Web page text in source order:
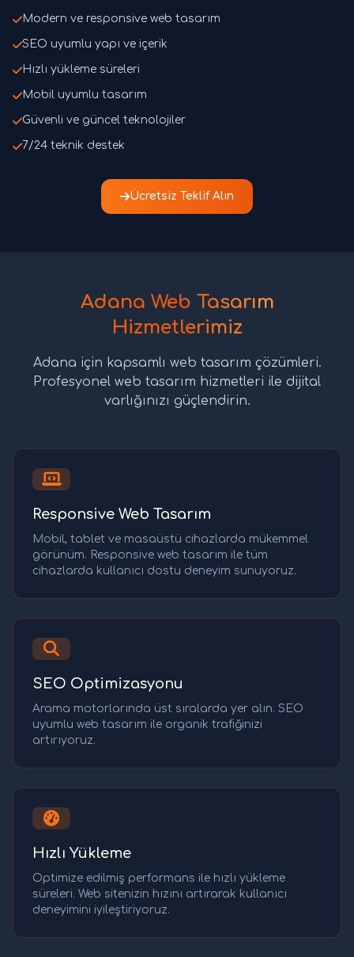
Modern ve responsive web tasarım
SEO uyumlu yapı ve içerik
Hızlı yükleme süreleri
Mobil uyumlu tasarım
Güvenli ve güncel teknolojiler
7/24 teknik destek
Ücretsiz Teklif Alın
Adana Web Tasarım
Hizmetlerimiz
Adana için kapsamlı web tasarım çözümleri.
Profesyonel web tasarım hizmetleri ile dijital
varlığınızı güçlendirin.
Responsive Web Tasarım
Mobil, tablet ve masaüstü cihazlarda mükemmel
görünüm. Responsive web tasarım ile tüm
cihazlarda kullanıcı dostu deneyim sunuyoruz.
SEO Optimizasyonu
Arama motorlarında üst sıralarda yer alın. SEO
uyumlu web tasarım ile organik trafiğinizi
artırıyoruz.
Hızlı Yükleme
Optimize edilmiş performans ile hızlı yükleme
süreleri. Web sitenizin hızını artırarak kullanıcı
deneyimini iyileştiriyoruz.